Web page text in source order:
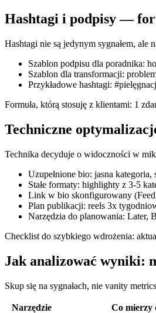
Hashtagi i podpisy —
Hashtagi nie są jedynym sygnałem,
Szablon podpisu dla poradnika:
Szablon dla transformacji:
Przykładowe hashtagi:
Formuła, którą stosuję z klientami: 1
Techniczne
Technika decyduje o widoczności w
Uzupełnione bio: jasna
Stałe formaty: highlighty z 3‑5
Link w bio skonfigurowany
Plan publikacji: reels 3x
Narzędzia do planowania: Later,
Checklist do szybkiego wdrożenia:
Jak analizować wyniki:
Skup się na sygnałach, nie vanity
Narzędzie Co mierzy